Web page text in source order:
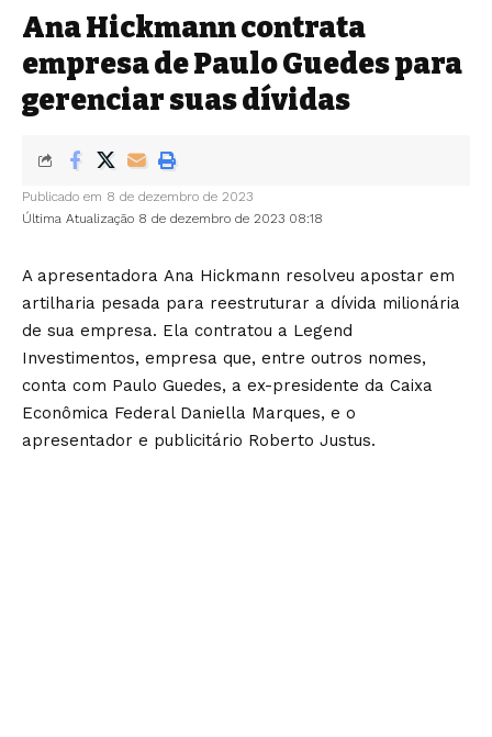
Ana Hickmann contrata
empresa de Paulo Guedes para
gerenciar suas dívidas
Última Atualização 8 de dezembro de 2023 08:18
Publicado em 8 de dezembro de 2023
A apresentadora Ana Hickmann resolveu apostar em
artilharia pesada para reestruturar a dívida milionária
de sua empresa. Ela contratou a Legend
Investimentos, empresa que, entre outros nomes,
conta com Paulo Guedes, a ex-presidente da Caixa
Econômica Federal Daniella Marques, e o
apresentador e publicitário Roberto Justus.